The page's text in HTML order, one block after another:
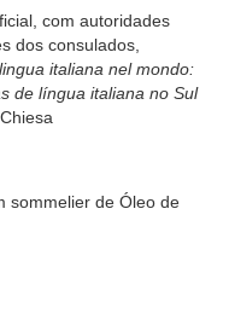
com autoridades
dos consulados,
italiana nel mondo:
de língua italiana no Sul
sommelier de Óleo de